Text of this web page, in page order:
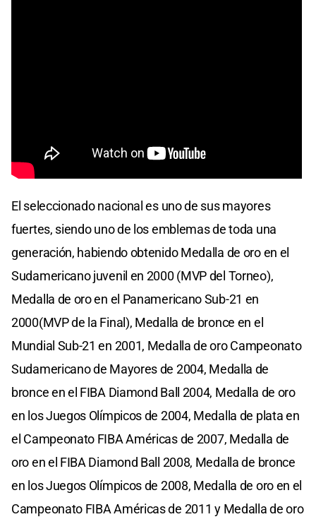
El seleccionado nacional es uno de sus mayores
fuertes, siendo uno de los emblemas de toda una
generación, habiendo obtenido Medalla de oro en el
Sudamericano juvenil en 2000 (MVP del Torneo),
Medalla de oro en el Panamericano Sub-21 en
2000(MVP de la Final), Medalla de bronce en el
Mundial Sub-21 en 2001, Medalla de oro Campeonato
Sudamericano de Mayores de 2004, Medalla de
bronce en el FIBA Diamond Ball 2004, Medalla de oro
en los Juegos Olímpicos de 2004, Medalla de plata en
el Campeonato FIBA Américas de 2007, Medalla de
oro en el FIBA Diamond Ball 2008, Medalla de bronce
en los Juegos Olímpicos de 2008, Medalla de oro en el
Campeonato FIBA Américas de 2011 y Medalla de oro